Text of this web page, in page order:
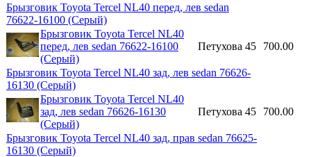
Брызговик Toyota Tercel NL40 перед, лев sedan
76622-16100 (Серый)
Брызговик Toyota Tercel NL40
перед, лев sedan 76622-16100
(Серый)
Петухова 45 700.00
Брызговик Toyota Tercel NL40 зад, лев sedan 76626-
16130 (Серый)
Брызговик Toyota Tercel NL40
зад, лев sedan 76626-16130
(Серый)
Петухова 45 700.00
Брызговик Toyota Tercel NL40 зад, прав sedan 76625-
16130 (Серый)